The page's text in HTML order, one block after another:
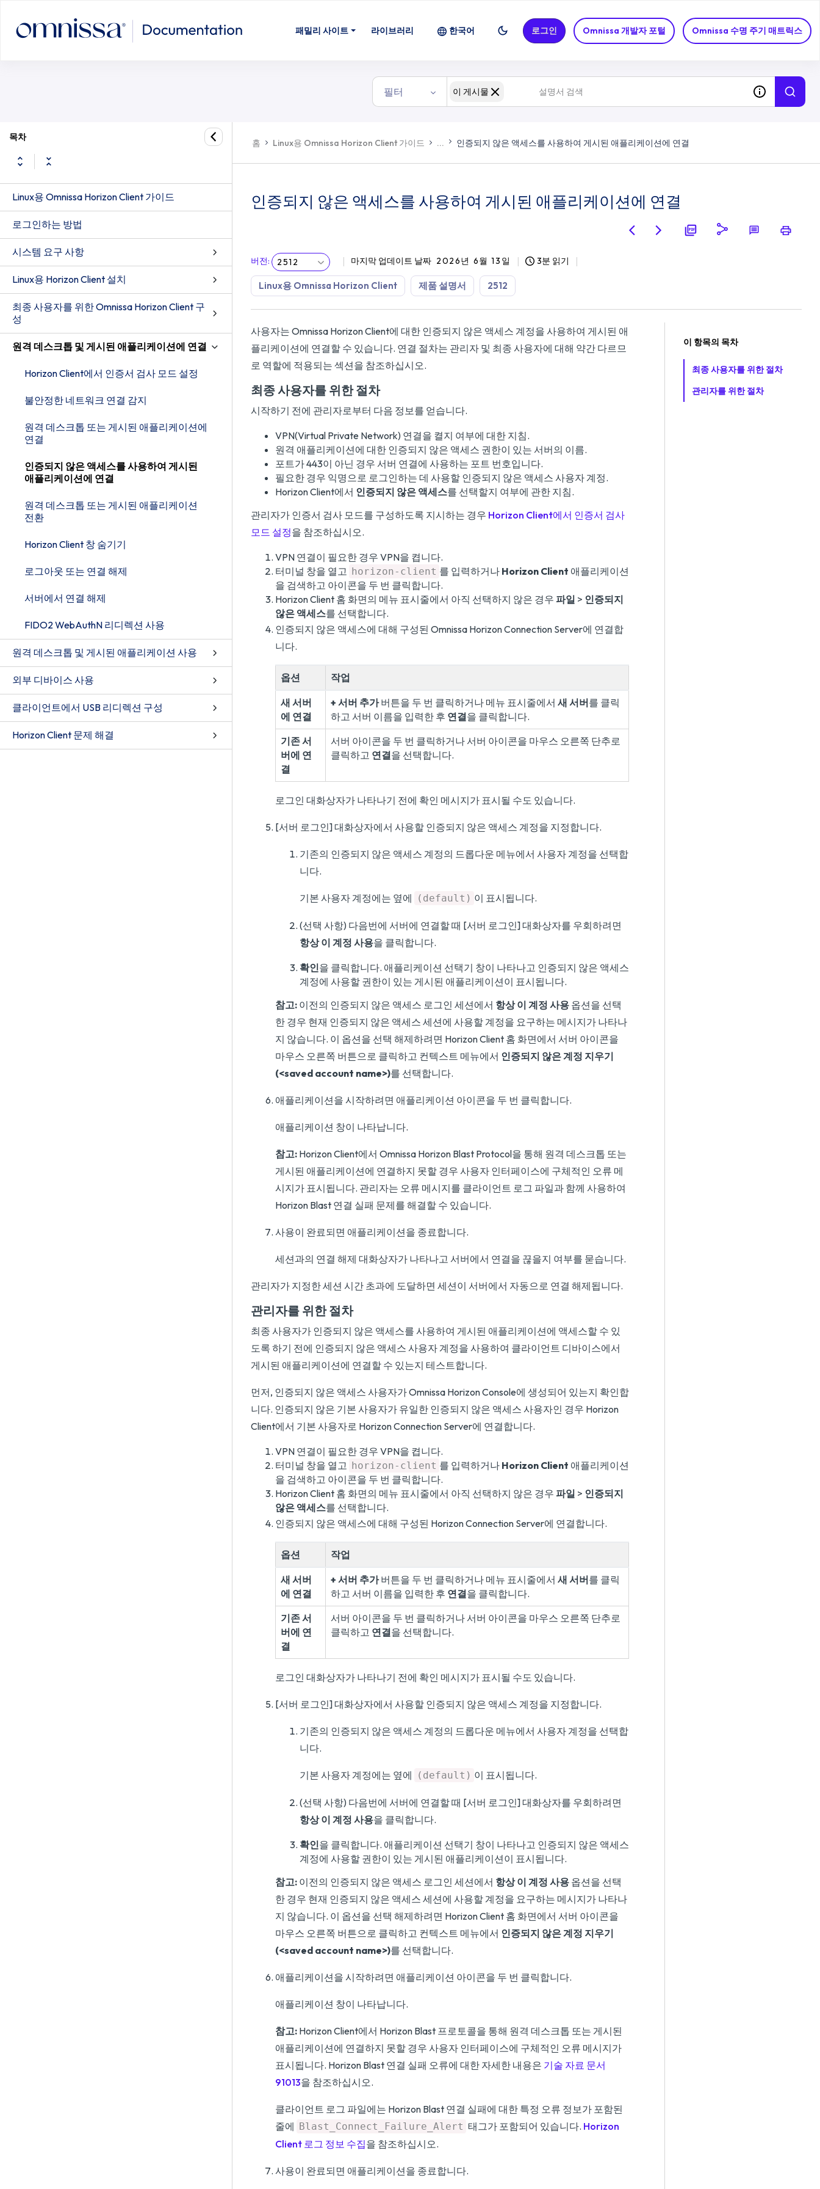
패밀리 사이트 라이브러리 Omnissa 개발자 포털 Omnissa 수명 주기 매트릭스
한국어 로그인
필터 이 게시물
목차
Linux용 Omnissa Horizon Client 가이드
로그인하는 방법
시스템 요구 사항
Linux용 Horizon Client 설치
최종 사용자를 위한 Omnissa Horizon Client 구
성
원격 데스크톱 및 게시된 애플리케이션에 연결
Horizon Client에서 인증서 검사 모드 설정
불안정한 네트워크 연결 감지
원격 데스크톱 또는 게시된 애플리케이션에
연결
인증되지 않은 액세스를 사용하여 게시된
애플리케이션에 연결
원격 데스크톱 또는 게시된 애플리케이션
전환
Horizon Client 창 숨기기
로그아웃 또는 연결 해제
서버에서 연결 해제
FIDO2 WebAuthN 리디렉션 사용
원격 데스크톱 및 게시된 애플리케이션 사용
외부 디바이스 사용
클라이언트에서 USB 리디렉션 구성
Horizon Client 문제 해결
홈 Linux용 Omnissa Horizon Client 가이드 ... 인증되지 않은 액세스를 사용하여 게시된 애플리케이션에 연결
인증되지 않은 액세스를 사용하여 게시된 애플리케이션에 연결
버전: 2512 마지막 업데이트 날짜 2026년 6월 13일 3분 읽기
Linux용 Omnissa Horizon Client 제품 설명서 2512
사용자는 Omnissa Horizon Client에 대한 인증되지 않은 액세스 계정을 사용하여 게시된 애
플리케이션에 연결할 수 있습니다. 연결 절차는 관리자 및 최종 사용자에 대해 약간 다르므
로 역할에 적용되는 섹션을 참조하십시오.
최종 사용자를 위한 절차
시작하기 전에 관리자로부터 다음 정보를 얻습니다.
VPN(Virtual Private Network) 연결을 켤지 여부에 대한 지침.
원격 애플리케이션에 대한 인증되지 않은 액세스 권한이 있는 서버의 이름.
포트가 443이 아닌 경우 서버 연결에 사용하는 포트 번호입니다.
필요한 경우 익명으로 로그인하는 데 사용할 인증되지 않은 액세스 사용자 계정.
Horizon Client에서 인증되지 않은 액세스를 선택할지 여부에 관한 지침.
관리자가 인증서 검사 모드를 구성하도록 지시하는 경우 Horizon Client에서 인증서 검사
모드 설정을 참조하십시오.
VPN 연결이 필요한 경우 VPN을 켭니다.
터미널 창을 열고 horizon-client 를 입력하거나 Horizon Client 애플리케이션
을 검색하고 아이콘을 두 번 클릭합니다.
Horizon Client 홈 화면의 메뉴 표시줄에서 아직 선택하지 않은 경우 파일 > 인증되지
않은 액세스를 선택합니다.
인증되지 않은 액세스에 대해 구성된 Omnissa Horizon Connection Server에 연결합
니다.
옵션 작업
새 서버
에 연결
+ 서버 추가버튼을 두 번 클릭하거나 메뉴 표시줄에서 새 서버를 클릭
하고 서버 이름을 입력한 후 연결을 클릭합니다.
기존 서
버에 연
결
서버 아이콘을 두 번 클릭하거나 서버 아이콘을 마우스 오른쪽 단추로
클릭하고 연결을 선택합니다.
로그인 대화상자가 나타나기 전에 확인 메시지가 표시될 수도 있습니다.
[서버 로그인] 대화상자에서 사용할 인증되지 않은 액세스 계정을 지정합니다.
기존의 인증되지 않은 액세스 계정의 드롭다운 메뉴에서 사용자 계정을 선택합
니다.
기본 사용자 계정에는 옆에 (default) 이 표시됩니다.
(선택 사항) 다음번에 서버에 연결할 때 [서버 로그인] 대화상자를 우회하려면
항상 이 계정 사용을 클릭합니다.
확인을 클릭합니다. 애플리케이션 선택기 창이 나타나고 인증되지 않은 액세스
계정에 사용할 권한이 있는 게시된 애플리케이션이 표시됩니다.
참고: 이전의 인증되지 않은 액세스 로그인 세션에서 항상 이 계정 사용 옵션을 선택
한 경우 현재 인증되지 않은 액세스 세션에 사용할 계정을 요구하는 메시지가 나타나
지 않습니다. 이 옵션을 선택 해제하려면 Horizon Client 홈 화면에서 서버 아이콘을
마우스 오른쪽 버튼으로 클릭하고 컨텍스트 메뉴에서 인증되지 않은 계정 지우기
(<saved account name>)를 선택합니다.
애플리케이션을 시작하려면 애플리케이션 아이콘을 두 번 클릭합니다.
애플리케이션 창이 나타납니다.
참고: Horizon Client에서 Omnissa Horizon Blast Protocol을 통해 원격 데스크톱 또는
게시된 애플리케이션에 연결하지 못할 경우 사용자 인터페이스에 구체적인 오류 메
시지가 표시됩니다. 관리자는 오류 메시지를 클라이언트 로그 파일과 함께 사용하여
Horizon Blast 연결 실패 문제를 해결할 수 있습니다.
사용이 완료되면 애플리케이션을 종료합니다.
세션과의 연결 해제 대화상자가 나타나고 서버에서 연결을 끊을지 여부를 묻습니다.
관리자가 지정한 세션 시간 초과에 도달하면 세션이 서버에서 자동으로 연결 해제됩니다.
관리자를 위한 절차
최종 사용자가 인증되지 않은 액세스를 사용하여 게시된 애플리케이션에 액세스할 수 있
도록 하기 전에 인증되지 않은 액세스 사용자 계정을 사용하여 클라이언트 디바이스에서
게시된 애플리케이션에 연결할 수 있는지 테스트합니다.
먼저, 인증되지 않은 액세스 사용자가 Omnissa Horizon Console에 생성되어 있는지 확인합
니다. 인증되지 않은 기본 사용자가 유일한 인증되지 않은 액세스 사용자인 경우 Horizon
Client에서 기본 사용자로 Horizon Connection Server에 연결합니다.
VPN 연결이 필요한 경우 VPN을 켭니다.
터미널 창을 열고 horizon-client 를 입력하거나 Horizon Client 애플리케이션
을 검색하고 아이콘을 두 번 클릭합니다.
Horizon Client 홈 화면의 메뉴 표시줄에서 아직 선택하지 않은 경우 파일 > 인증되지
않은 액세스를 선택합니다.
인증되지 않은 액세스에 대해 구성된 Horizon Connection Server에 연결합니다.
옵션 작업
새 서버
에 연결
+ 서버 추가버튼을 두 번 클릭하거나 메뉴 표시줄에서 새 서버를 클릭
하고 서버 이름을 입력한 후 연결을 클릭합니다.
기존 서
버에 연
결
서버 아이콘을 두 번 클릭하거나 서버 아이콘을 마우스 오른쪽 단추로
클릭하고 연결을 선택합니다.
로그인 대화상자가 나타나기 전에 확인 메시지가 표시될 수도 있습니다.
[서버 로그인] 대화상자에서 사용할 인증되지 않은 액세스 계정을 지정합니다.
기존의 인증되지 않은 액세스 계정의 드롭다운 메뉴에서 사용자 계정을 선택합
니다.
기본 사용자 계정에는 옆에 (default) 이 표시됩니다.
(선택 사항) 다음번에 서버에 연결할 때 [서버 로그인] 대화상자를 우회하려면
항상 이 계정 사용을 클릭합니다.
확인을 클릭합니다. 애플리케이션 선택기 창이 나타나고 인증되지 않은 액세스
계정에 사용할 권한이 있는 게시된 애플리케이션이 표시됩니다.
참고: 이전의 인증되지 않은 액세스 로그인 세션에서 항상 이 계정 사용 옵션을 선택
한 경우 현재 인증되지 않은 액세스 세션에 사용할 계정을 요구하는 메시지가 나타나
지 않습니다. 이 옵션을 선택 해제하려면 Horizon Client 홈 화면에서 서버 아이콘을
마우스 오른쪽 버튼으로 클릭하고 컨텍스트 메뉴에서 인증되지 않은 계정 지우기
(<saved account name>)를 선택합니다.
애플리케이션을 시작하려면 애플리케이션 아이콘을 두 번 클릭합니다.
애플리케이션 창이 나타납니다.
참고: Horizon Client에서 Horizon Blast 프로토콜을 통해 원격 데스크톱 또는 게시된
애플리케이션에 연결하지 못할 경우 사용자 인터페이스에 구체적인 오류 메시지가
표시됩니다. Horizon Blast 연결 실패 오류에 대한 자세한 내용은 기술 자료 문서
91013을 참조하십시오.
클라이언트 로그 파일에는 Horizon Blast 연결 실패에 대한 특정 오류 정보가 포함된
줄에 Blast_Connect_Failure_Alert 태그가 포함되어 있습니다. Horizon
Client 로그 정보 수집을 참조하십시오.
사용이 완료되면 애플리케이션을 종료합니다.
이 항목의 목차
최종 사용자를 위한 절차
관리자를 위한 절차